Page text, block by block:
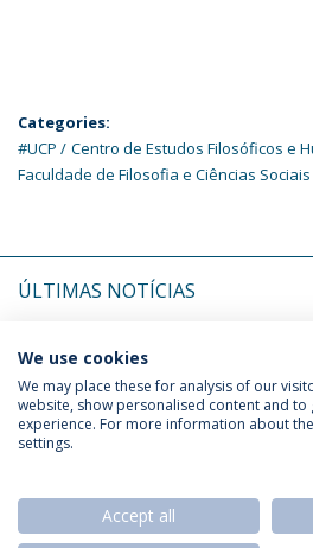
Categories:
#UCP
Centro de Estudos Filosóficos e
Faculdade de Filosofia e Ciências Sociais
ÚLTIMAS NOTÍCIAS
PRÓXIMOS EVENTOS
Política de Privacidade
We use cookies
We may place these for analysis of our
website, show personalised content and to
experience. For more information about
settings.
Accept all